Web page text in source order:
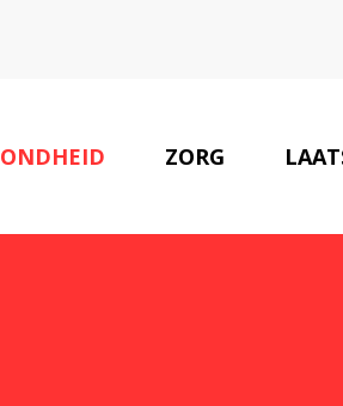
ZORG